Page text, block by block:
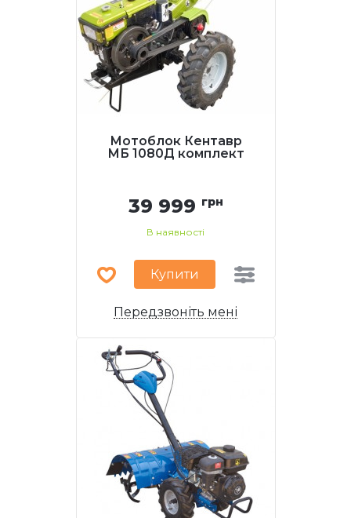
Мотоблок Кентавр
МБ 1080Д комплект
39 999 грн
В наявності
Купити
Передзвоніть мені